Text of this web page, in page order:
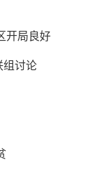
开局良好
组讨论